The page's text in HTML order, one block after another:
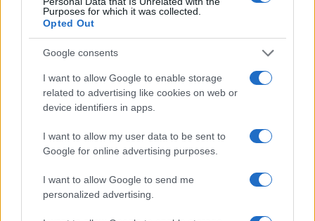
Purposes for which it was collected.
Opted Out
Google consents
I want to allow Google to enable storage
related to advertising like cookies on web or
device identifiers in apps.
I want to allow my user data to be sent to
Google for online advertising purposes.
I want to allow Google to send me
personalized advertising.